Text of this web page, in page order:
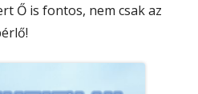
Ő is fontos, nem csak az